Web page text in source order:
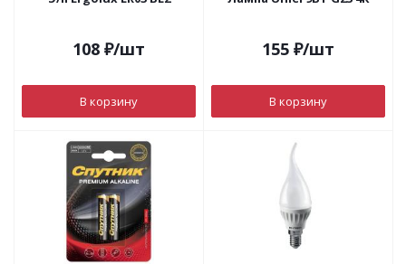
108 ₽/шт
В корзину
155 ₽/шт
В корзину